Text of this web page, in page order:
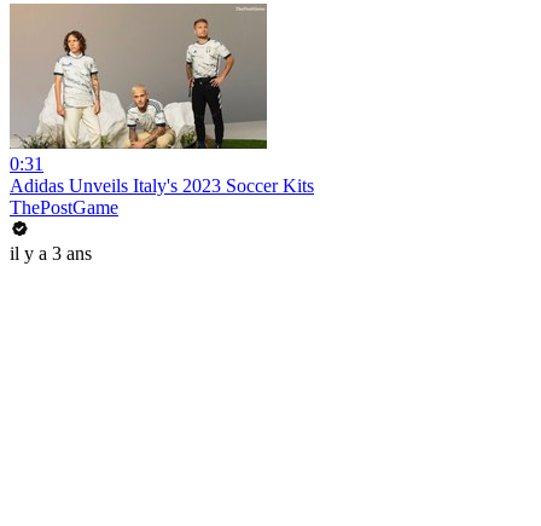
0:31
Adidas Unveils Italy's 2023 Soccer Kits
ThePostGame
il y a 3 ans